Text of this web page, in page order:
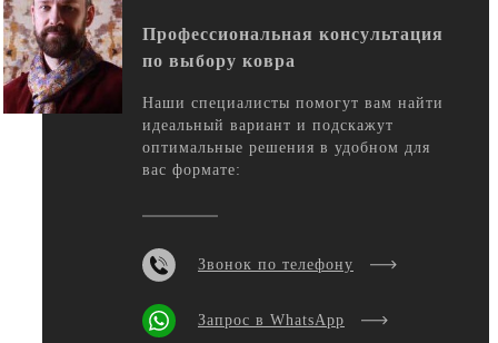
Профессиональная консультация
по выбору ковра
Наши специалисты помогут вам найти
идеальный вариант и подскажут
оптимальные решения в удобном для
вас формате:
Звонок по телефону
Запрос в WhatsApp